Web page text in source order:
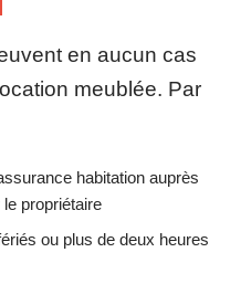
en aucun cas
meublée. Par
habitation auprès
le propriétaire
ou plus de deux heures